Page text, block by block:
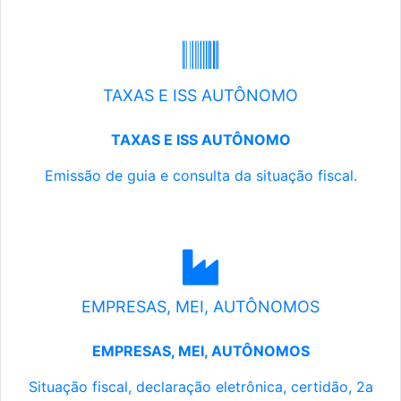
TAXAS E ISS AUTÔNOMO
TAXAS E ISS AUTÔNOMO
Emissão de guia e consulta da situação fiscal.
EMPRESAS, MEI, AUTÔNOMOS
EMPRESAS, MEI, AUTÔNOMOS
Situação fiscal, declaração eletrônica, certidão, 2a